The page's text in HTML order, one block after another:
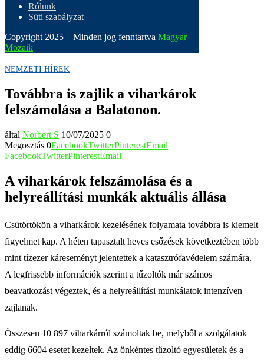
Rólunk
Süti szabályzat
Copyright 2025 – Minden jog fenntartva Magyar
Mozaik
NEMZETI HÍREK
Továbbra is zajlik a viharkárok
felszámolása a Balatonon.
által Norbert S 10/07/2025 0
Megosztás 0FacebookTwitterPinterestEmail
FacebookTwitterPinterestEmail
A viharkárok felszámolása és a
helyreállítási munkák aktuális állása
Csütörtökön a viharkárok kezelésének folyamata továbbra is kiemelt
figyelmet kap. A héten tapasztalt heves esőzések következtében több
mint tízezer káreseményt jelentettek a katasztrófavédelem számára.
A legfrissebb információk szerint a tűzoltók már számos
beavatkozást végeztek, és a helyreállítási munkálatok intenzíven
zajlanak.
Összesen 10 897 viharkárról számoltak be, melyből a szolgálatok
eddig 6604 esetet kezeltek. Az önkéntes tűzoltó egyesületek és a